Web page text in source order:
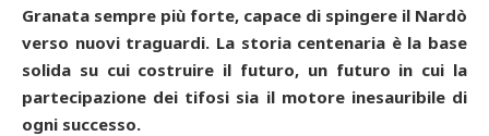
Granata sempre più forte, capace di spingere il Nardò
verso nuovi traguardi. La storia centenaria è la base
solida su cui costruire il futuro, un futuro in cui la
partecipazione dei tifosi sia il motore inesauribile di
ogni successo.